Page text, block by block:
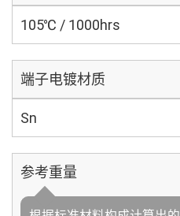
105℃ / 1000hrs
端子电镀材质
Sn
参考重量